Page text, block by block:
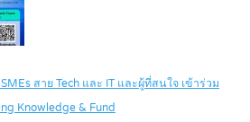
สาย Tech และ IT และผู้ที่สนใจ เข้าร่วม
Knowledge & Fund